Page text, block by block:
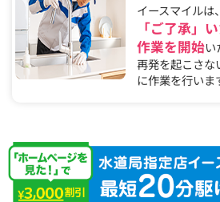
イースマイルは
「ご了承」
作業を開始い
再発を起こさな
に作業を行いま